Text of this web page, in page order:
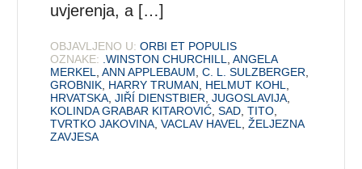
uvjerenja, a […]
OBJAVLJENO U: ORBI ET POPULIS
OZNAKE: .WINSTON CHURCHILL ,ANGELA
MERKEL
,ANN APPLEBAUM ,C. L. SULZBERGER
GROBNIK HARRY TRUMAN HELMUT KOHL
HRVATSKA ,JIŘÍ DIENSTBIER ,JUGOSLAVIJA
KOLINDA GRABAR KITAROVIĆ ,SAD ,TITO
TVRTKO JAKOVINA ,VACLAV HAVEL ,ŽELJEZNA
ZAVJESA